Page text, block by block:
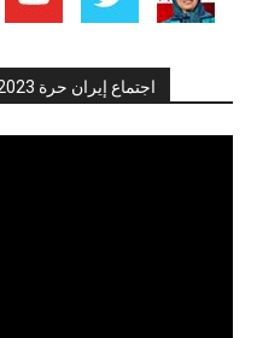
اجتماع إيران حرة 2023: إلى الأمام نحو جمهورية ديمقراطية